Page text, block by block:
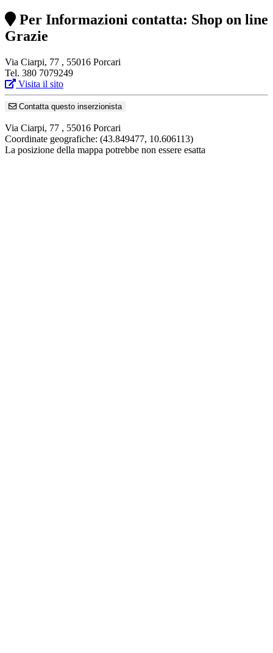
Per Informazioni contatta: Shop on line
Grazie
Via Ciarpi, 77 , 55016 Porcari
Tel. 380 7079249
Visita il sito
Contatta questo inserzionista
Via Ciarpi, 77 , 55016 Porcari
Coordinate geografiche: (43.849477, 10.606113)
La posizione della mappa potrebbe non essere esatta